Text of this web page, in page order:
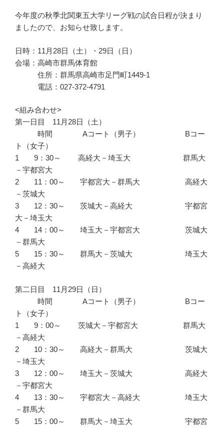
今年度の秋季北関東五大学リーグ戦の試合日程が決まり
ましたので、お知らせ致します。
日時：11月28日（土）・29日（日）
会場：高崎市群馬体育館
住所：群馬県高崎市足門町1449-1
電話：027-372-4791
<組み合わせ>
第一日目 11月28日（土）
時間 Aコート（男子） Bコー
ト（女子）
1 9：30～ 高経大－埼玉大 群馬大
－宇都宮大
2 11：00～ 宇都宮大－群馬大 高経大
－茨城大
3 12：30～ 茨城大－高経大 宇都宮
大－埼玉大
4 14：00～ 埼玉大－宇都宮大 茨城大
－群馬大
5 15：30～ 群馬大－茨城大 埼玉大
－高経大
第二日目 11月29日（日）
時間 Aコート（男子） Bコー
ト（女子）
1 9：00～ 茨城大－宇都宮大 群馬大
－高経大
2 10：30～ 高経大－群馬大 茨城大
－埼玉大
3 12：00～ 埼玉大－茨城大 高経大
－宇都宮大
4 13：30～ 宇都宮大－高経大 埼玉大
－群馬大
5 15：00～ 群馬大－埼玉大 宇都宮